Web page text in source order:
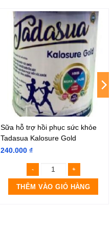
Sữa hỗ trợ hồi phục sức khỏe
Tadasua Kalosure Gold
240.000 ₫
THÊM VÀO GIỎ HÀNG